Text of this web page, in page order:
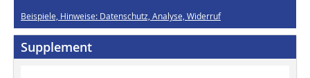
Beispiele, Hinweise: Datenschutz, Analyse, Widerruf
Supplement